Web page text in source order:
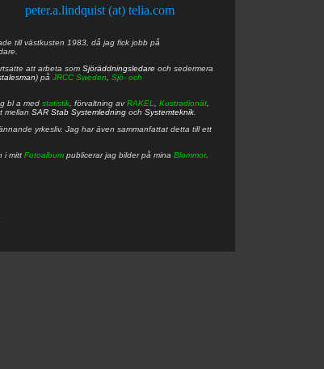
peter.a.lindquist (at) telia.com
till västkusten 1983, då jag fick jobb på
att arbeta som Sjöräddningsledare och sedermera
) på JRCC Sweden
Sjö- och
bl a med statistik , förvaltning avRAKEL Kustradionät
mellan SAR Stab Systemledning och Systemteknik
yrkesliv. Jag har även sammanfattat detta till ett
i mitt Fotoalbum publicerar jag bilder på mina Blommor.